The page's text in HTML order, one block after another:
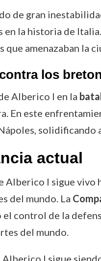
de gran
en la historia de
que amenazaban la
los
Alberico I en la
En este
solidificando
actual
Alberico I sigue vivo
del mundo. La
el control de la
del mundo.
Alberico I sigue